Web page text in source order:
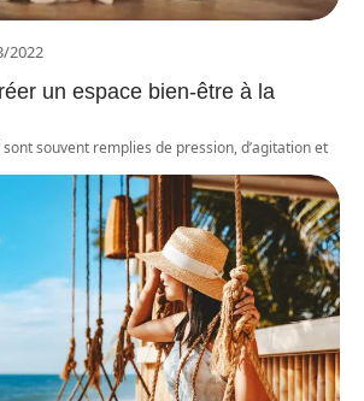
2022
un espace bien-être à la
souvent remplies de pression, d’agitation et